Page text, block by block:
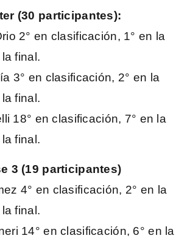
(30 participantes):
2° en clasificación, 1° en la
final.
3° en clasificación, 2° en la
final.
18° en clasificación, 7° en la
final.
3 (19 participantes)
4° en clasificación, 2° en la
final.
14° en clasificación, 6° en la